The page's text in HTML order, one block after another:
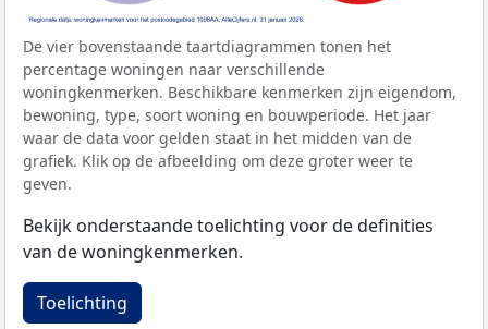
De vier bovenstaande taartdiagrammen tonen het
percentage woningen naar verschillende
woningkenmerken. Beschikbare kenmerken zijn eigendom,
bewoning, type, soort woning en bouwperiode. Het jaar
waar de data voor gelden staat in het midden van de
grafiek. Klik op de afbeelding om deze groter weer te
geven.
Bekijk onderstaande toelichting voor de definities
van de woningkenmerken.
Toelichting